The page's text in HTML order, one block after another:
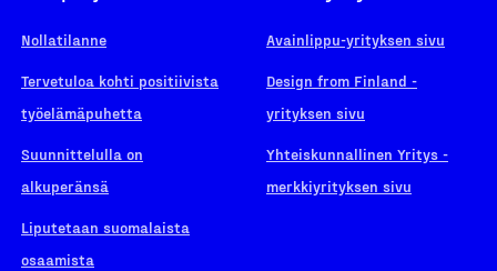
Nollatilanne
Tervetuloa kohti positiivista
työelämäpuhetta
Suunnittelulla on
alkuperänsä
Liputetaan suomalaista
osaamista
Avainlippu-yrityksen sivu
Design from Finland -
yrityksen sivu
Yhteiskunnallinen Yritys -
merkkiyrityksen sivu